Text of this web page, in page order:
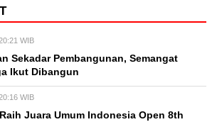
WIB
Sekadar Pembangunan, Semangat
Ikut Dibangun
WIB
Juara Umum Indonesia Open 8th